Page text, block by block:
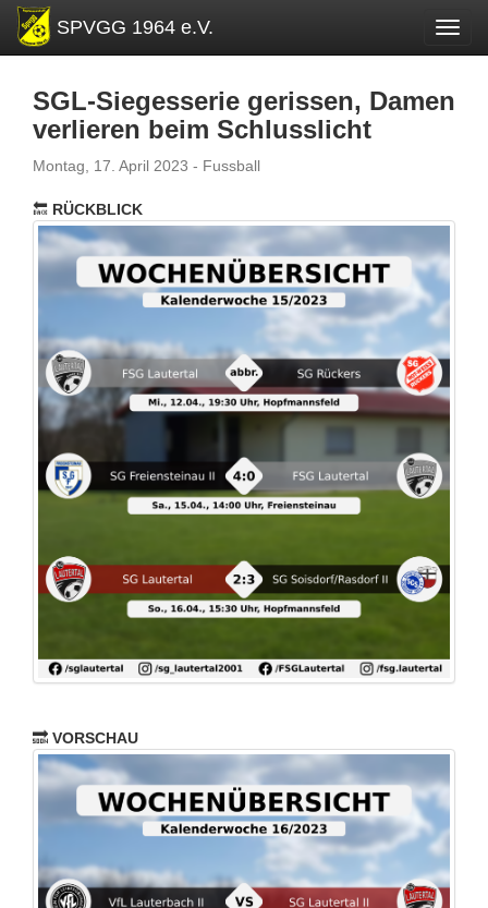
SPVGG 1964 e.V.
SGL-Siegesserie gerissen, Damen
verlieren beim Schlusslicht
Montag, 17. April 2023 - Fussball
🔙 RÜCKBLICK
🔜 VORSCHAU